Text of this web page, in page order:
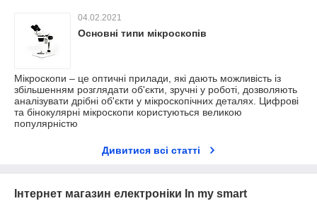
04.02.2021
Основні типи мікроскопів
Мікроскопи – це оптичні прилади, які дають можливість із
збільшенням розглядати об'єкти, зручні у роботі, дозволяють
аналізувати дрібні об'єкти у мікроскопічних деталях. Цифрові
та бінокулярні мікроскопи користуються великою
популярністю
Дивитися всі статті
Інтернет магазин електроніки In my smart